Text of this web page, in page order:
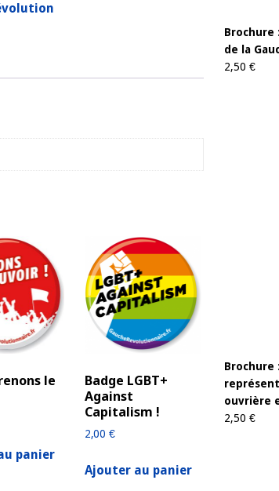
le
panier
Badge LGBT+
Against
Capitalism !
2,00 €
Ajouter au panier
Brochure
de la
2,50 €
Brochure
ouvrière
2,50 €